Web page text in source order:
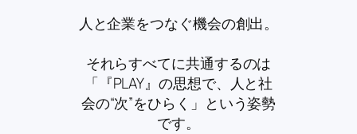
人と企業をつなぐ機会の創出。
それらすべてに共通するのは
「『PLAY』の思想で、人と社
会の“次”をひらく」という姿勢
です。